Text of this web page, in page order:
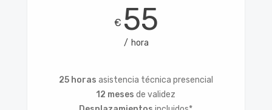
€ 55
hora
25 horas asistencia técnica presencial
12 meses de validez